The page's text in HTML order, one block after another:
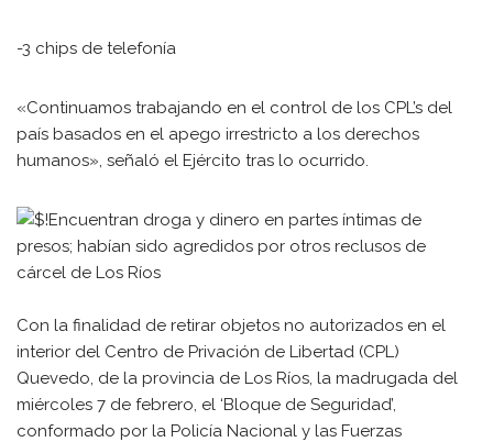
-3 chips de telefonía
«Continuamos trabajando en el control de los CPL’s del
país basados en el apego irrestricto a los derechos
humanos», señaló el Ejército tras lo ocurrido.
Con la finalidad de retirar objetos no autorizados en el
interior del Centro de Privación de Libertad (CPL)
Quevedo, de la provincia de Los Ríos, la madrugada del
miércoles 7 de febrero, el ‘Bloque de Seguridad’,
conformado por la Policía Nacional y las Fuerzas